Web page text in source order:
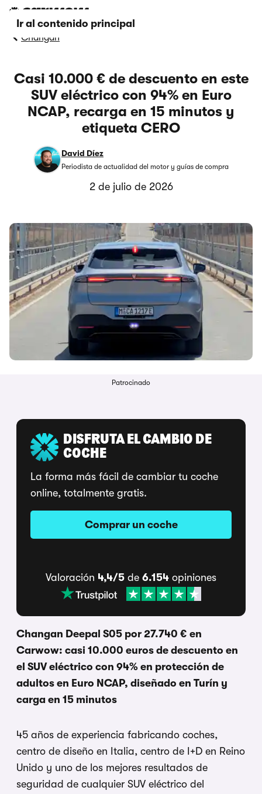
Ir al contenido principal
Changan
Casi 10.000 € de descuento en este
SUV eléctrico con 94% en Euro
NCAP, recarga en 15 minutos y
etiqueta CERO
David Díez
Periodista de actualidad del motor y guías de compra
2 de julio de 2026
Patrocinado
DISFRUTA EL CAMBIO DE
COCHE
La forma más fácil de cambiar tu coche
online, totalmente gratis.
Comprar un coche
Valoración 4,4/5 de 6.154 opiniones
Changan Deepal S05 por 27.740 € en
Carwow: casi 10.000 euros de descuento en
el SUV eléctrico con 94% en protección de
adultos en Euro NCAP, diseñado en Turín y
carga en 15 minutos
45 años de experiencia fabricando coches,
centro de diseño en Italia, centro de I+D en Reino
Unido y uno de los mejores resultados de
seguridad de cualquier SUV eléctrico del